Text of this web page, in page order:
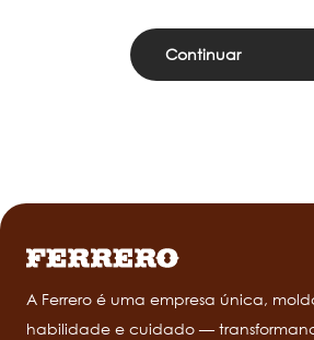
A Ferrero é uma empresa única,
habilidade e cuidado —